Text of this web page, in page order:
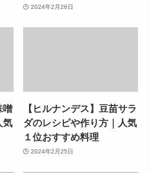
2024年2月26日
噌
気
【ヒルナンデス】豆苗サラ
ダのレシピや作り方｜人気
１位おすすめ料理
2024年2月25日